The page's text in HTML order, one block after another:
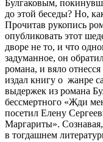
Булгаковым,
до этой беседы? Но,
Прочитав рукопись
опубликовать этот
дворе не то, и что
задуманное, он
романа, и вяло
издал книгу о жанре
выдержек из романа
бессмертного «Жди
посетил Елену
Маргариты».
в тогдашнем